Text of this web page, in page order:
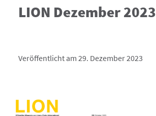
LION Dezember 2023
Veröffentlicht am 29. Dezember 2023